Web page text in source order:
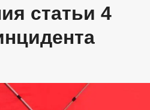
статьи 4